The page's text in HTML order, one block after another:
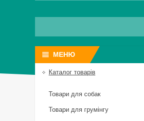
Каталог товарів
Товари для собак
Товари для грумінгу